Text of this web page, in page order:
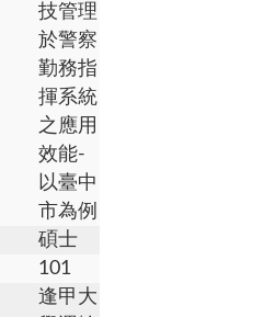
技管理
於警察
勤務指
揮系統
之應用
效能-
以臺中
市為例
碩士
101
逢甲大